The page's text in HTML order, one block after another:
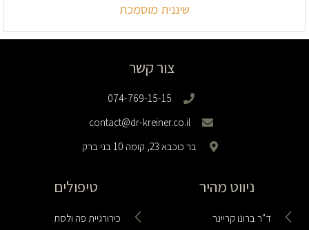
שיננית מוסמכת
צור קשר
074-769-15-15
contact@dr-kreiner.co.il
בר כוכבא 23, קומה 10 בני ברק
ניווט מהיר
ד"ר ברונו קריינר
טיפולים
כירורגיית פה ולסת